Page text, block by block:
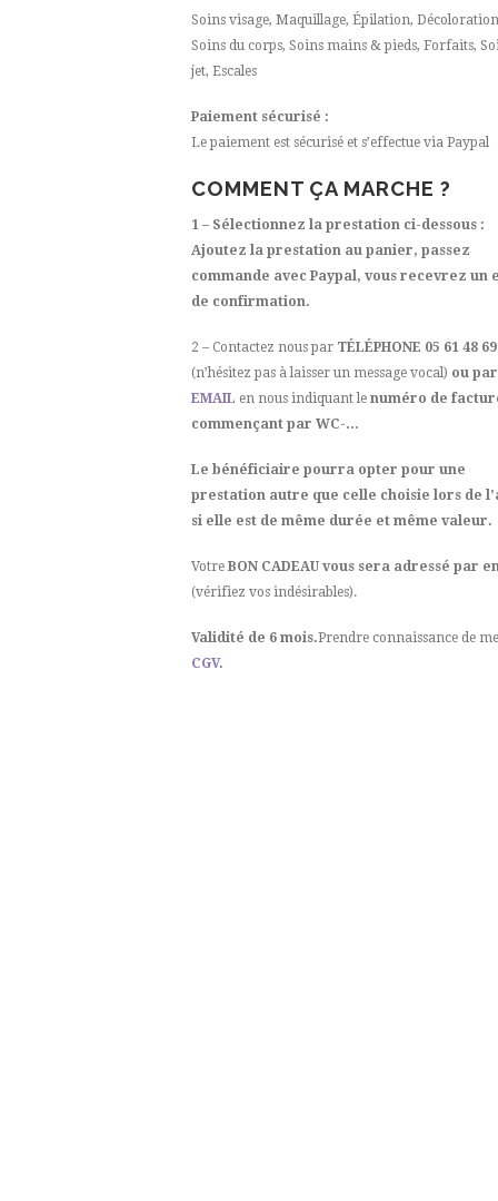
Soins visage, Maquillage, Épilation, Décoloration
Soins du corps, Soins mains & pieds, Forfaits,
jet, Escales
Paiement sécurisé :
Le paiement est sécurisé et s’effectue via Paypal
COMMENT ÇA MARCHE ?
1 – Sélectionnez la prestation ci-dessous :
Ajoutez la prestation au panier, passez
commande avec Paypal, vous recevrez un
de confirmation.
2 – Contactez nous par TÉLÉPHONE 05 61 48
(n’hésitez pas à laisser un message vocal) ou par
EMAIL en nous indiquant le numéro de
commençant par WC-…
Le bénéficiaire pourra opter pour une
prestation autre que celle choisie lors de
si elle est de même durée et même valeur.
Votre BON CADEAU vous sera adressé par
(vérifiez vos indésirables).
Validité de 6 mois.Prendre connaissance de
CGV.